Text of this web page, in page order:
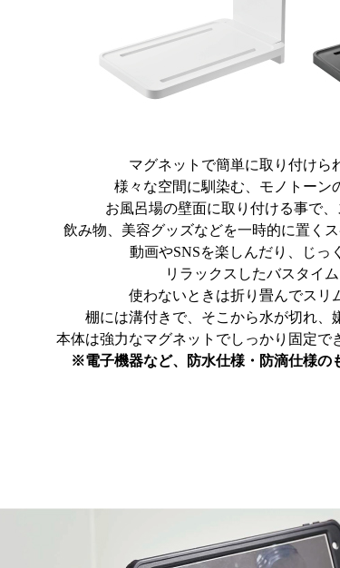
マグネットで簡単に取り付けら
様々な空間に馴染む、モノトーン
お風呂場の壁面に取り付ける事で、
飲み物、美容グッズなどを一時的に置く
動画やSNSを楽しんだり、じっ
リラックスしたバスタイム
使わないときは折り畳んでスリ
棚には溝付きで、そこから水が切れ、
本体は強力なマグネットでしっかり固定で
※電子機器など、防水仕様・防滴仕様の